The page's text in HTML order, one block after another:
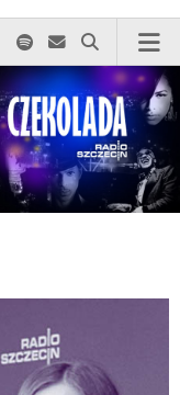
nas zadzwoń
Facebook-u
na Xnas na Instagram-ie
Odwiedź nas na TikTok-u
Szukaj nas na Spotify
Wyślij do nas
Szukaj